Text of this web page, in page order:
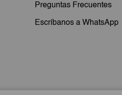
Preguntas Frecuentes
Escríbanos a WhatsApp